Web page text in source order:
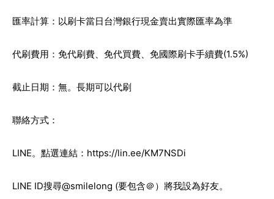
匯率計算：以刷卡當日台灣銀行現金賣出實際匯率為準
代刷費用：免代刷費、免代買費、免國際刷卡手續費(1.5%)
截止日期：無。長期可以代刷
聯絡方式：
LINE。點選連結： https://lin.ee/KM7NSDi
LINE ID搜尋@smilelong (要包含＠）將我設為好友。